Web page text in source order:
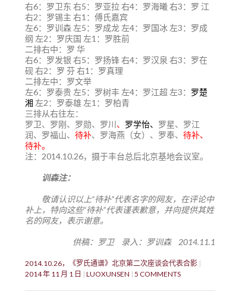
右6：罗卫东 右5：罗亚拉 右4：罗海曦 右3：罗 江
右2：罗锡主 右1：傅氏嘉宾
左6：罗训森 左5：罗成龙 左4：罗国冰 左3：罗成
纲 左2：罗庆国 左1：罗胜前
二排右中：罗 华
右6：罗发银 右5：罗扬锋 右4：罗汉泉 右3：罗在
砚 右2：罗 芬 右1：罗真理
二排左中：罗文举
左6：罗泰贵 左5：罗树丰 左4：罗江超 左3： 罗楚
湘 左2：罗泰雄 左1：罗柏青
三排从右往左：
罗卫、罗刚、罗勋、罗川、 罗学怡、 罗星、罗江
润、罗福山、 待补、罗海燕（女）、罗奉、 待补、
待补。
注：2014.10.26，摄于丰台总后北京基地会议室。
训森注：
敬请认识以上“待补”代表名字的网友，在评论中
补上，特向这些“待补”代表谨表歉意，并向提供其姓
名的网友，表示谢意。
供稿：罗卫 录入：罗训森 2014.11.1
2014.10.26，《罗氏通谱》北京第二次座谈会代表合影
2014 年 11 月 1 日
LUOXUNSEN 5 COMMENTS